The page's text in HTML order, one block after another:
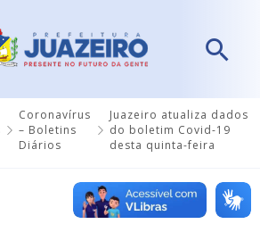
Coronavírus
– Boletins
Diários
Juazeiro atualiza dados
do boletim Covid-19
desta quinta-feira